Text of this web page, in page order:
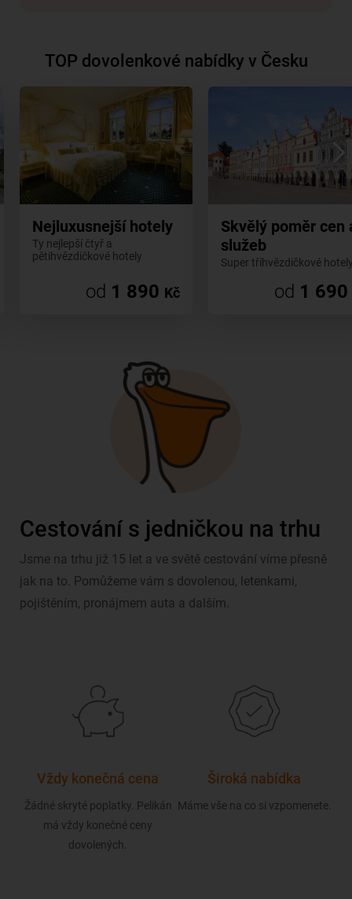
TOP dovolenkové nabídky v Česku
Nejluxusnejší hotely
Ty nejlepší čtyř a
pětihvězdičkové hotely
od 1 890 Kč
Skvělý poměr cen
služeb
Super tříhvězdičkové
od 1 690
Cestování s jedničkou na trhu
Jsme na trhu již 15 let a ve světě cestování víme přesně
jak na to. Pomůžeme vám s dovolenou, letenkami,
pojištěním, pronájmem auta a dalším.
Vždy konečná cena
Žádné skryté poplatky. Pelikán
má vždy konečné ceny
dovolených.
Široká nabídka
Máme vše na co si vzpomenete.